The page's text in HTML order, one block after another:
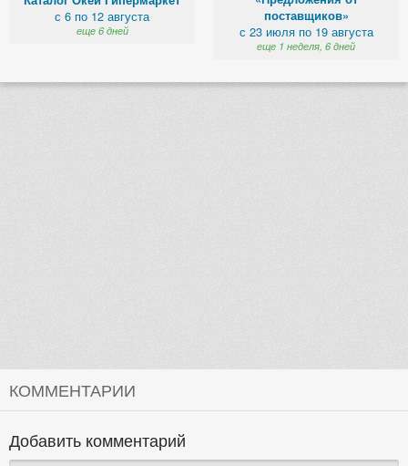
с 6 по 12 августа
еще 6 дней
поставщиков»
с 23 июля по 19 августа
еще 1 неделя, 6 дней
КОММЕНТАРИИ
Добавить комментарий